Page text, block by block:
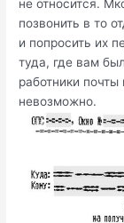
не относится.
позвонить в то
и попросить их
туда, где вам
работники
невозможно.